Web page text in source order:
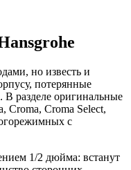
но известь и
потерянные
В разделе оригинальные
Croma, Croma Select,
с
1/2 дюйма: встанут